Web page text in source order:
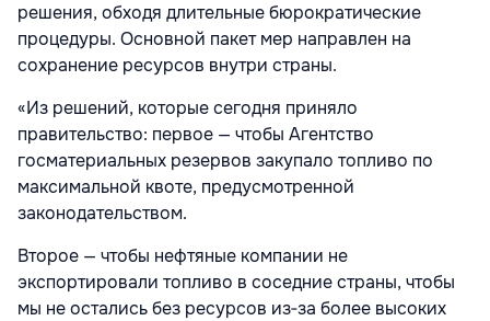
решения, обходя длительные бюрократические
процедуры. Основной пакет мер направлен на
сохранение ресурсов внутри страны.
«Из решений, которые сегодня приняло
правительство: первое — чтобы Агентство
госматериальных резервов закупало топливо по
максимальной квоте, предусмотренной
законодательством.
Второе — чтобы нефтяные компании не
экспортировали топливо в соседние страны, чтобы
мы не остались без ресурсов из‑за более высоких